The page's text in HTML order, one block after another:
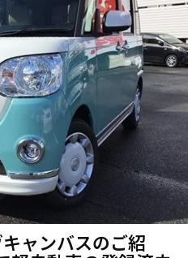
ャンバスのご紹